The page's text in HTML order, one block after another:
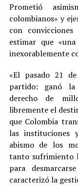
Prometió
colombianos» y
con
estimar que
inexorablemente
«El pasado 21
partido: ganó la
derecho de
libremente el
que Colombia
las instituciones
abismo de los
tanto sufrimiento
para
caracterizó la